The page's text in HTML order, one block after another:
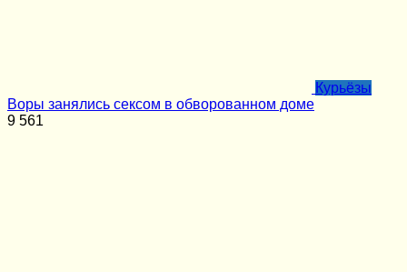
Курьёзы
Воры занялись сексом в обворованном доме
9 561